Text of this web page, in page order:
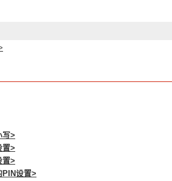
写>
置>
置>
PIN设置>